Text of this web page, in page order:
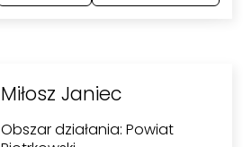
Miłosz Janiec
Obszar działania: Powiat